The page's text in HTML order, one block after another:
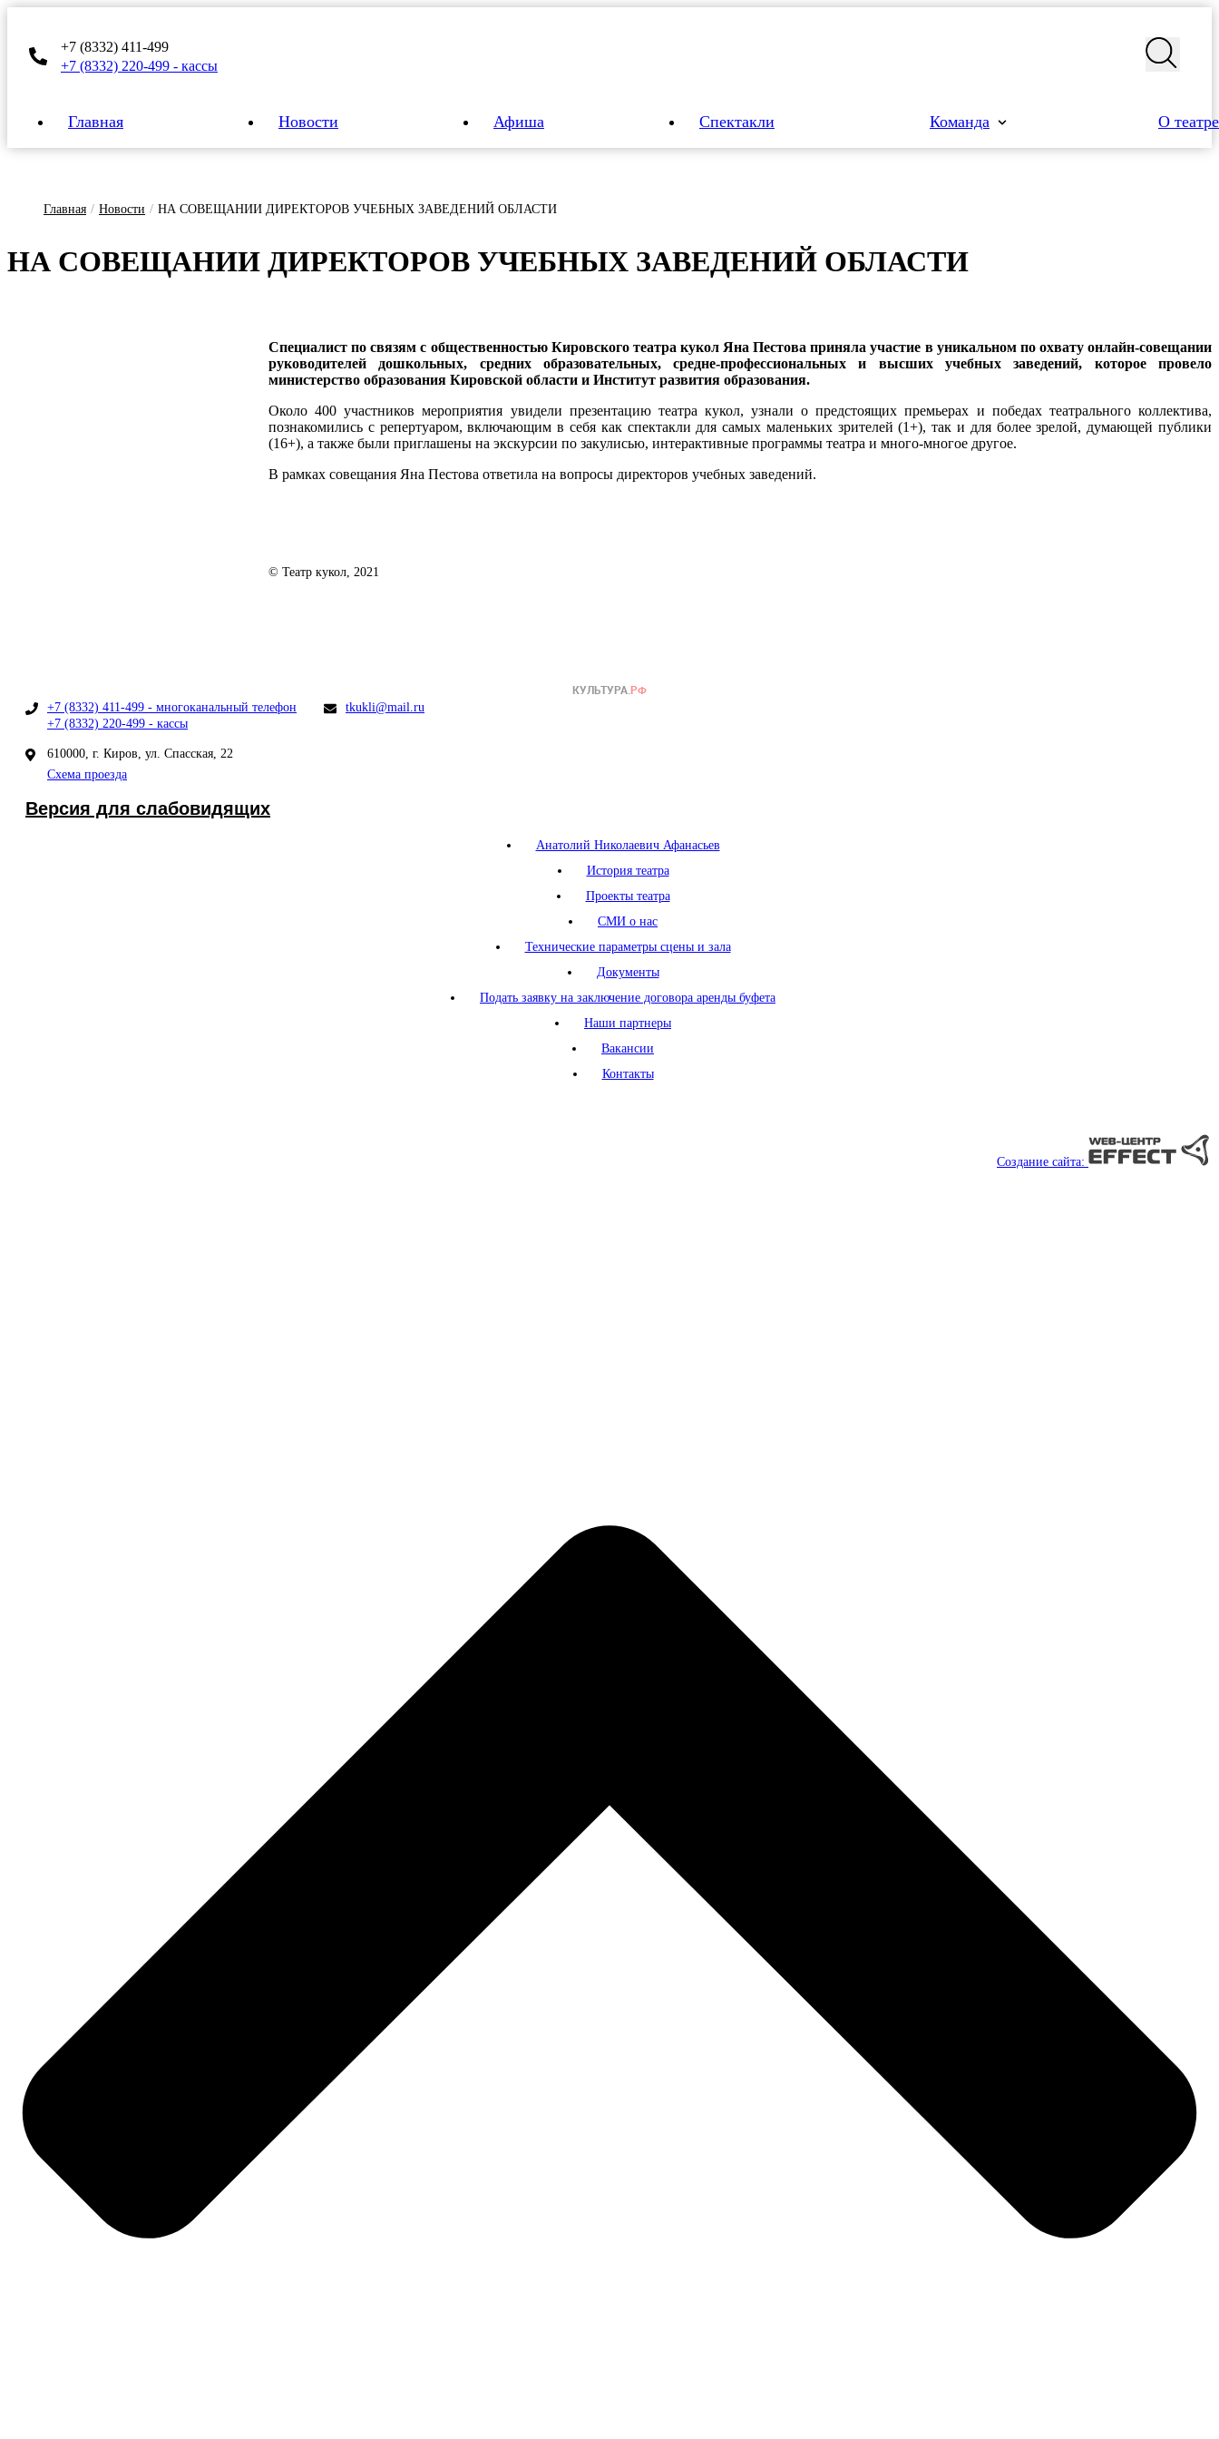
+7 (8332) 411-499
+7 (8332) 220-499 - кассы
Главная Новости Афиша Спектакли Команда О театре
Главная / Новости / НА СОВЕЩАНИИ ДИРЕКТОРОВ УЧЕБНЫХ ЗАВЕДЕНИЙ ОБЛАСТИ
НА СО­ВЕ­ЩА­НИИ ДИ­РЕК­ТО­РОВ У­ЧЕБ­НЫХ ЗА­ВЕ­ДЕ­НИЙ ОБ­ЛАСТИ
Специалист по связям с общественностью Кировского театра кукол Яна Пестова приняла участие в уникальном по охвату онлайн-совещании
руководителей дошкольных, средних образовательных, средне-профессиональных и высших учебных заведений, которое провело
министерство образования Кировской области и Институт развития образования.
Около 400 участников мероприятия увидели презентацию театра кукол, узнали о предстоящих премьерах и победах театрального коллектива,
познакомились с репертуаром, включающим в себя как спектакли для самых маленьких зрителей (1+), так и для более зрелой, думающей публики
(16+), а также были приглашены на экскурсии по закулисью, интерактивные программы театра и много-многое другое.
В рамках совещания Яна Пестова ответила на вопросы директоров учебных заведений.
© Театр кукол, 2021
+7 (8332) 411-499 - многоканальный телефон
+7 (8332) 220-499 - кассы
tkukli@mail.ru
610000, г. Киров, ул. Спасская, 22
Схема проезда
Версия для слабовидящих
Анатолий Николаевич Афанасьев
История театра
Проекты театра
СМИ о нас
Технические параметры сцены и зала
Документы
Подать заявку на заключение договора аренды буфета
Наши партнеры
Вакансии
Контакты
Создание сайта: